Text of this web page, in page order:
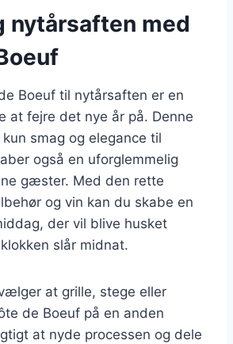
nytårsaften med
Boeuf til nytårsaften er en
at fejre det nye år på. Denne
smag og elegance til
også en uforglemmelig
gæster. Med den rette
og vin kan du skabe en
der vil blive husket
slår midnat.
at grille, stege eller
de Boeuf på en anden
at nyde processen og dele